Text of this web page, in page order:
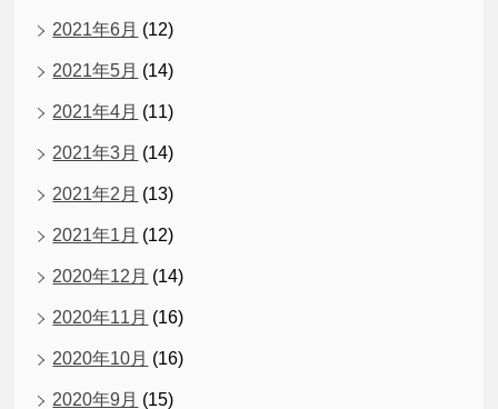
2021年6月 (12)
2021年5月 (14)
2021年4月 (11)
2021年3月 (14)
2021年2月 (13)
2021年1月 (12)
2020年12月 (14)
2020年11月 (16)
2020年10月 (16)
2020年9月 (15)